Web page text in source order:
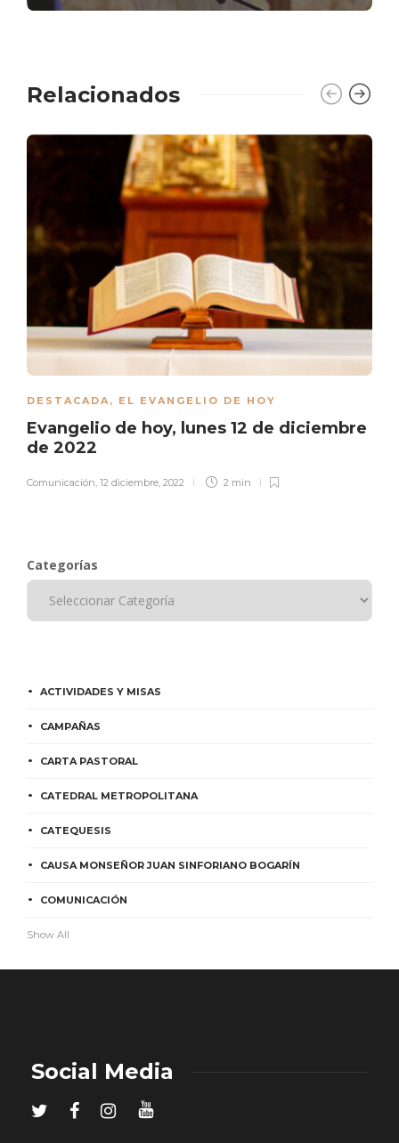
Relacionados
DESTACADA, EL EVANGELIO DE HOY
Evangelio de hoy, lunes 12 de diciembre
de 2022
Comunicación, 12 diciembre, 2022 2 min
Categorías
ACTIVIDADES Y MISAS
CAMPAÑAS
CARTA PASTORAL
CATEDRAL METROPOLITANA
CATEQUESIS
CAUSA MONSEÑOR JUAN SINFORIANO BOGARÍN
COMUNICACIÓN
Show All
Social Media